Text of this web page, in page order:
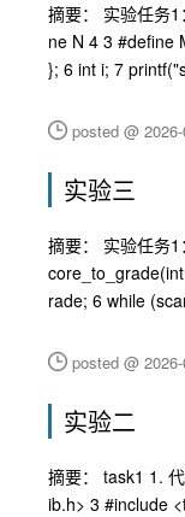
摘要： 实验任务
ne N 4 3 #define
}; 6 int i; 7
posted @
实验三
摘要： 实验任务
rade; 6 while
posted @
实验二
摘要： task1 1.
ib.h> 3 #include